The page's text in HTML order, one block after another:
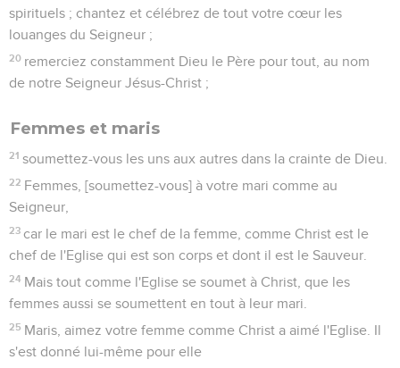
spirituels ; chantez et célébrez de tout votre cœur les
louanges du Seigneur ;
20 remerciez constamment Dieu le Père pour tout, au nom
de notre Seigneur Jésus-Christ ;
Femmes et maris
21 soumettez-vous les uns aux autres dans la crainte de Dieu.
22 Femmes, [soumettez-vous] à votre mari comme au
Seigneur,
23 car le mari est le chef de la femme, comme Christ est le
chef de l'Eglise qui est son corps et dont il est le Sauveur.
24 Mais tout comme l'Eglise se soumet à Christ, que les
femmes aussi se soumettent en tout à leur mari.
25 Maris, aimez votre femme comme Christ a aimé l'Eglise. Il
s'est donné lui-même pour elle